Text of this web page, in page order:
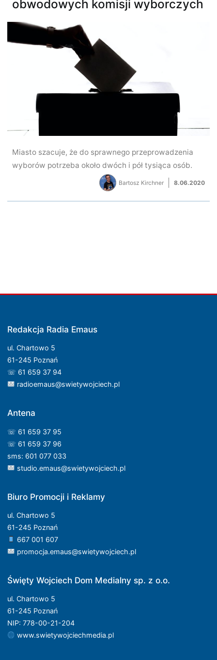
obwodowych komisji wyborczych
Miasto szacuje, że do sprawnego przeprowadzenia
wyborów potrzeba około dwóch i pół tysiąca osób.
Bartosz Kirchner 8.06.2020
Redakcja Radia Emaus
ul. Chartowo 5
61-245 Poznań
☏ 61 659 37 94
radioemaus@swietywojciech.pl
Antena
☏ 61 659 37 95
☏ 61 659 37 96
sms: 601 077 033
studio.emaus@swietywojciech.pl
Biuro Promocji i Reklamy
ul. Chartowo 5
61-245 Poznań
667 001 607
promocja.emaus@swietywojciech.pl
Święty Wojciech Dom Medialny sp. z o.o.
ul. Chartowo 5
61-245 Poznań
NIP: 778-00-21-204
www.swietywojciechmedia.pl